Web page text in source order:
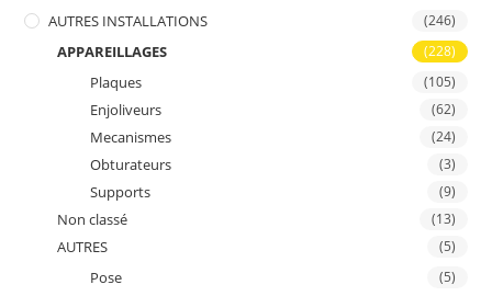
AUTRES INSTALLATIONS (246)
APPAREILLAGES (228)
Plaques (105)
Enjoliveurs (62)
Mecanismes (24)
Obturateurs (3)
Supports (9)
Non classé (13)
AUTRES (5)
Pose (5)